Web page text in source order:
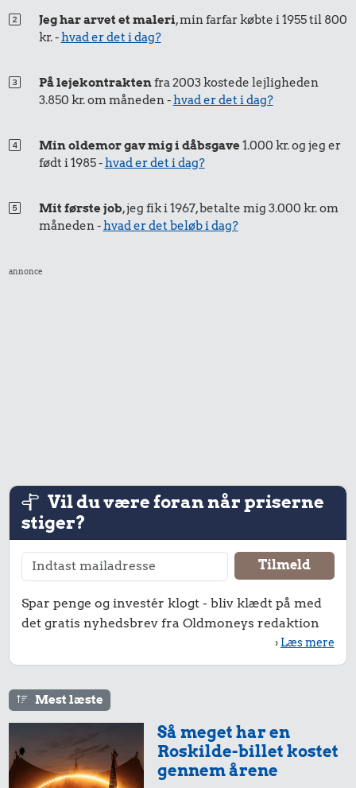
Jeg har arvet et maleri, min farfar købte i 1955 til 800
kr. -hvad er det i dag?
På lejekontraktenfra 2003 kostede lejligheden
3.850 kr. om måneden -hvad er det i dag?
Min oldemor gav mig i dåbsgave1.000 kr. og jeg er
født i 1985 -hvad er det i dag?
Mit første job, jeg fik i 1967, betalte mig 3.000 kr. om
måneden -hvad er det beløb i dag?
annonce
Vil du være foran når priserne
stiger?
Spar penge og investér klogt - bliv klædt på med
det gratis nyhedsbrev fra Oldmoneys redaktion
› Læs mere
Mest læste
Så meget har en
Roskilde-billet kostet
gennem årene